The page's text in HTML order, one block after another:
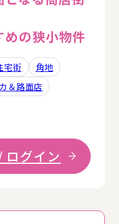
の狭小物件
宅街
角地
＆路面店
ログイン